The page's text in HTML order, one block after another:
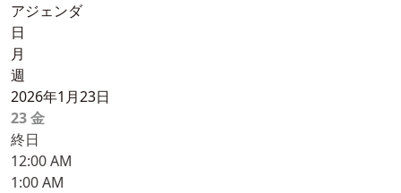
アジェンダ
日
月
週
2026年1月23日
23金
終日
12:00 AM
1:00 AM